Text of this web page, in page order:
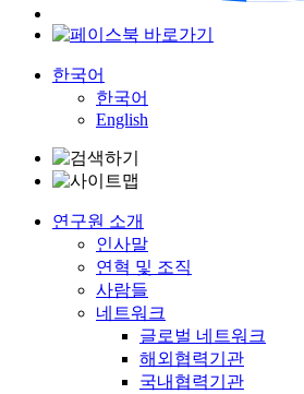
한국어
한국어
English
연구원 소개
인사말
연혁 및 조직
사람들
네트워크
글로벌 네트워크
해외협력기관
국내협력기관